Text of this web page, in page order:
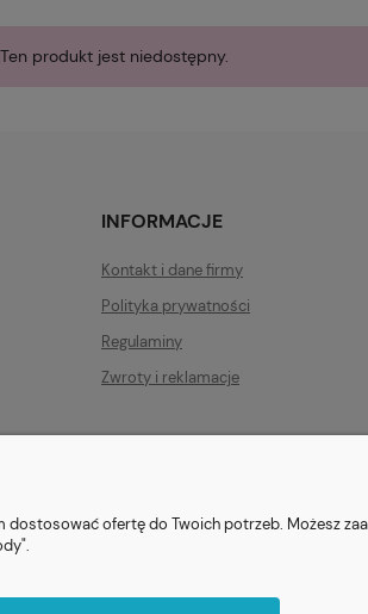
Ten produkt jest niedostępny.
INFORMACJE
Kontakt i dane firmy
Polityka prywatności
Regulaminy
Zwroty i reklamacje
ofertę do Twoich potrzeb. Możesz